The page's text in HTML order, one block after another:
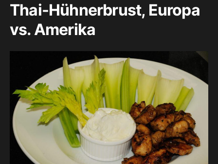
Thai-Hühnerbrust, Europa
vs. Amerika